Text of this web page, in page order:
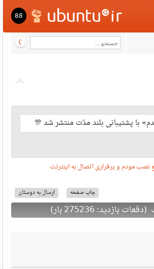
88
مودم و برقراری اتصال به اینترنت
ارسال به دوستان چاپ صفحه
275236 بار)